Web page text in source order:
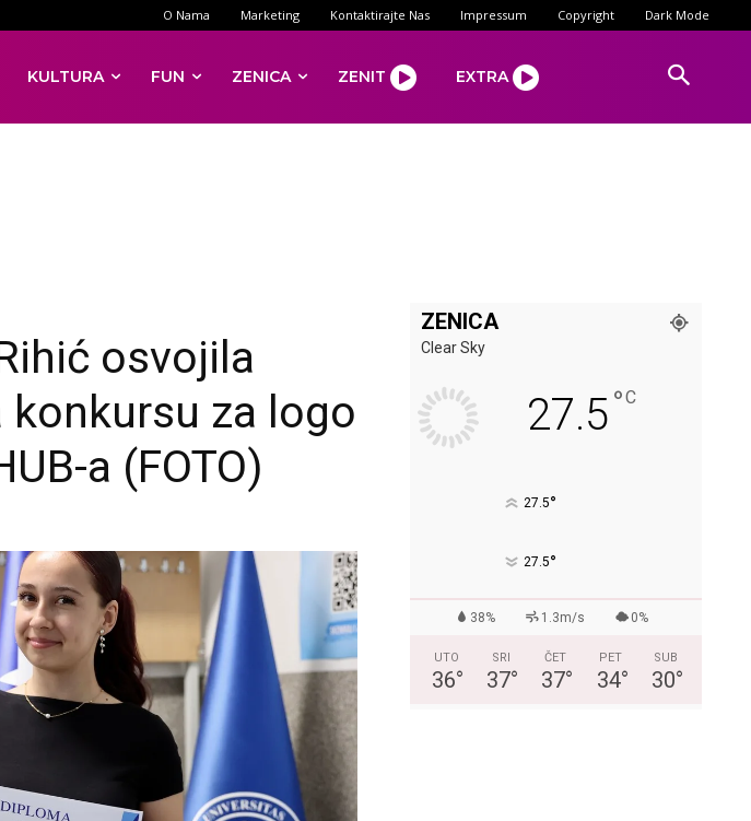
O Nama Marketing Kontaktirajte Nas Impressum Copyright Dark Mode
KULTURA FUN ZENICA ZENIT EXTRA
osvojila
za logo
a (FOTO)
ZENICA
Clear Sky
27.5°C
27.5°
27.5°
38% 1.3m/s 0%
UTO
36°
SRI
37°
ČET
37°
PET
34°
SUB
30°